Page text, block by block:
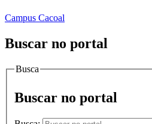
Campus Cacoal
Buscar no portal
Busca
Buscar no portal